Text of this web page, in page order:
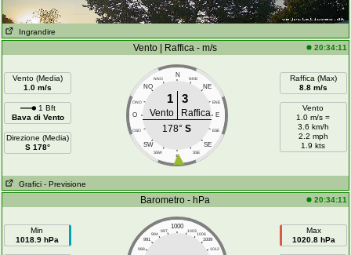
Ingrandire
Vento | Raffica - m/s 20:34:11
Vento (Media)
1.0 m/s
1 Bft
Bava di Vento
Direzione (Media)
S 178°
N
NNO NNE
NO NE
ONO ENE
O E
OSO ESE
SW SE
SSW SSE
S
1 3
Vento
Raffica
178°S
Raffica (Max)
8.8 m/s
Vento
1.0 m/s =
3.6 km/h
2.2 mph
1.9 kts
Grafici - Previsione
Barometro - hPa 20:34:11
Min
1018.9 hPa
1000
997 1003
994
1006
991
1009
988
1012
Max
1020.8 hPa